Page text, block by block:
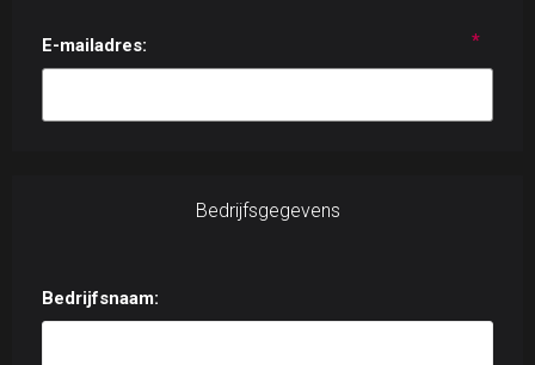
E-mailadres: *
Bedrijfsgegevens
Bedrijfsnaam: